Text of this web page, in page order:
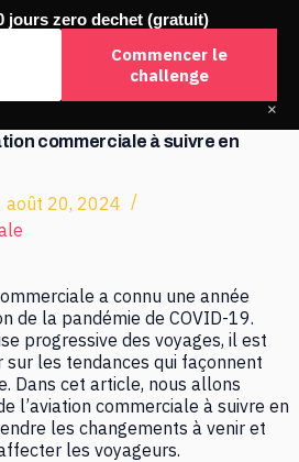
commerciale à suivre en
août 20, 2024
a connu une année
de la pandémie de COVID-19.
progressive des voyages, il est
les tendances qui façonnent
Dans cet article, nous allons
l’aviation commerciale à suivre en
les changements à venir et
les voyageurs.
jours zero dechet (gratuit)
Commencer le
challenge
×